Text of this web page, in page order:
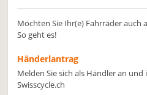
Möchten Sie Ihr(e) Fahrräder auch
So geht es!
Händerlantrag
Melden Sie sich als Händler an
Swisscycle.ch